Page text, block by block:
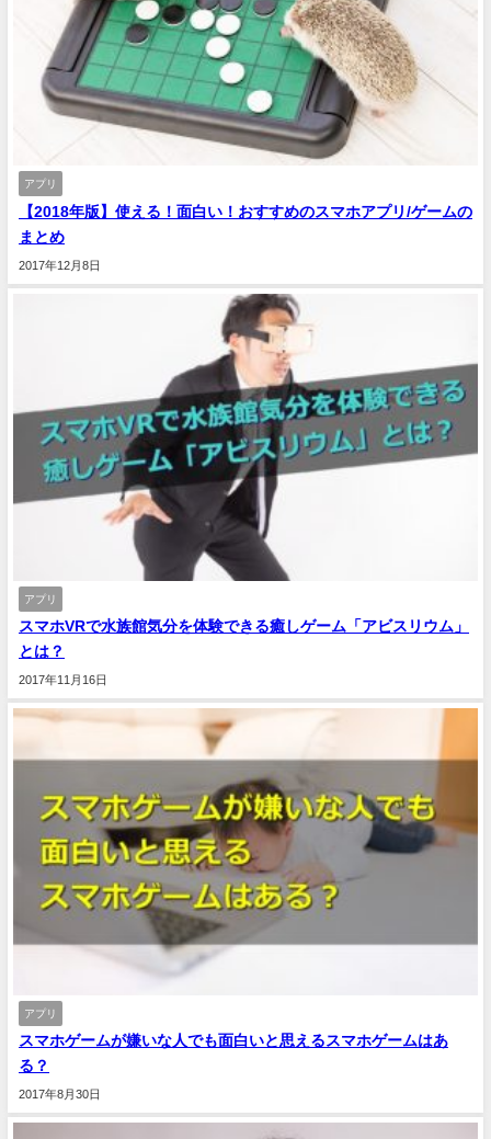
アプリ
【2018年版】使える！面白い！おすすめのスマホアプリ/ゲームの
まとめ
2017年12月8日
アプリ
スマホVRで水族館気分を体験できる癒しゲーム「アビスリウム」
とは？
2017年11月16日
アプリ
スマホゲームが嫌いな人でも面白いと思えるスマホゲームはあ
る？
2017年8月30日